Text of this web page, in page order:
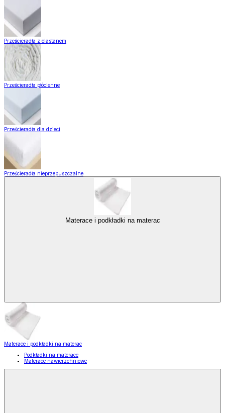
Prześcieradła z elastanem
Prześcieradła płócienne
Prześcieradła dla dzieci
Prześcieradła nieprzepuszczalne
Materace i podkładki na materac
Materace i podkładki na materac
Podkładki na materace
Materace nawierzchniowe